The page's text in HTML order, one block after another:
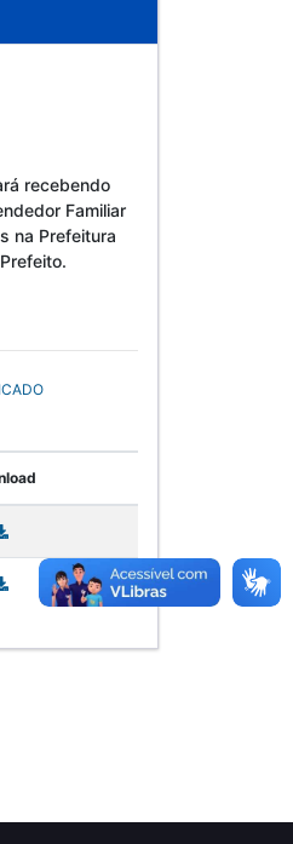
recebendo
Familiar
na Prefeitura